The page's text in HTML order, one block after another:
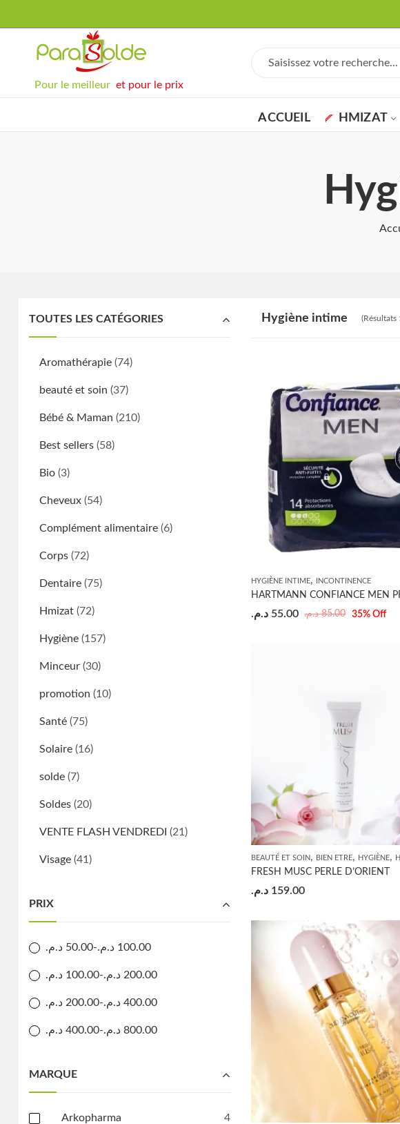
Pour le meilleur et pour le prix
ACCUEIL HMIZAT
Hygiène intime
HYGIÈNE INTIME, INCONTINENCE
85.00 د.م. 55.00 د.م. 35% Off
BEAUTÉ ET SOIN, BIEN ETRE, HYGIÈNE,
FRESH MUSC PERLE D’ORIENT
159.00 د.م.
TOUTES LES CATÉGORIES
Aromathérapie (74)
beauté et soin (37)
Bébé & Maman (210)
Best sellers (58)
Bio (3)
Cheveux (54)
Complément alimentaire (6)
Corps (72)
Dentaire (75)
Hmizat (72)
Hygiène (157)
Minceur (30)
promotion (10)
Santé (75)
Solaire (16)
solde (7)
Soldes (20)
VENTE FLASH VENDREDI (21)
Visage (41)
PRIX
50.00 د.م. - 100.00 د.م.
100.00 د.م. - 200.00 د.م.
200.00 د.م. - 400.00 د.م.
400.00 د.م. - 800.00 د.م.
MARQUE
Arkopharma 4